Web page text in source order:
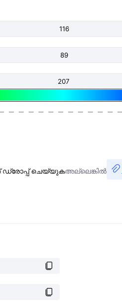
ഡ്രോപ്പ് ചെയ്യുകഅല്ലെങ്കിൽ